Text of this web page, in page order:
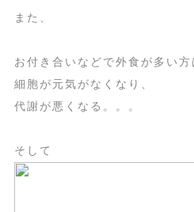
また、
お付き合いなどで外食が多い
細胞が元気がなくなり、
代謝が悪くなる。。。
そして